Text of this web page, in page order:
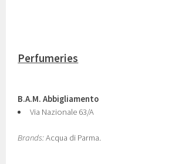
Perfumeries
B.A.M. Abbigliamento
Via Nazionale 63/A
Brands:Acqua di Parma.